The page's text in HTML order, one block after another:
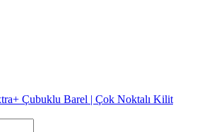
Çubuklu Barel | Çok Noktalı Kilit